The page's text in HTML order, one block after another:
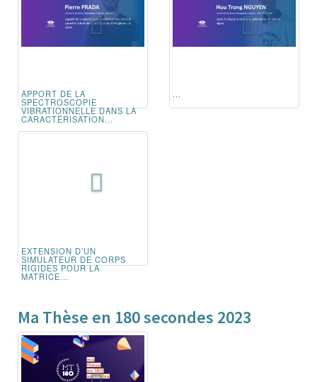
APPORT DE LA
SPECTROSCOPIE
VIBRATIONNELLE DANS LA
CARACTÉRISATION...
...
EXTENSION D’UN
SIMULATEUR DE CORPS
RIGIDES POUR LA
MATRICE...
Ma Thèse en 180 secondes 2023